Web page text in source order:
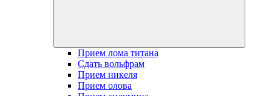
Прием лома титана
Сдать вольфрам
Прием никеля
Прием олова